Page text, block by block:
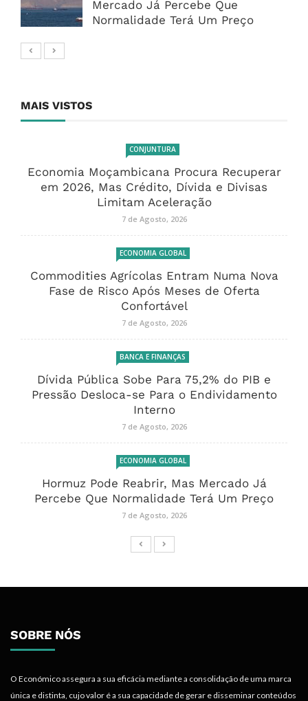
Mercado Já Percebe Que
Normalidade Terá Um Preço
MAIS VISTOS
CONJUNTURA
Economia Moçambicana Procura Recuperar
em 2026, Mas Crédito, Dívida e Divisas
Limitam Aceleração
7 de Agosto, 2026
ECONOMIA GLOBAL
Commodities Agrícolas Entram Numa Nova
Fase de Risco Após Meses de Oferta
Confortável
7 de Agosto, 2026
BANCA E FINANÇAS
Dívida Pública Sobe Para 75,2% do PIB e
Pressão Desloca-se Para o Endividamento
Interno
7 de Agosto, 2026
ECONOMIA GLOBAL
Hormuz Pode Reabrir, Mas Mercado Já
Percebe Que Normalidade Terá Um Preço
7 de Agosto, 2026
SOBRE NÓS
O Económico assegura a sua eficácia mediante a consolidação de uma marca
única e distinta, cujo valor é a sua capacidade de gerar e disseminar conteúdos